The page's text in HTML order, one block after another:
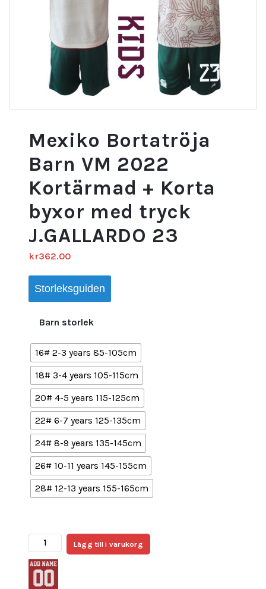
Mexiko Bortatröja
Barn VM 2022
Kortärmad + Korta
byxor med tryck
J.GALLARDO 23
kr362.00
Storleksguiden
Barn storlek
16# 2-3 years 85-105cm
18# 3-4 years 105-115cm
20# 4-5 years 115-125cm
22# 6-7 years 125-135cm
24# 8-9 years 135-145cm
26# 10-11 years 145-155cm
28# 12-13 years 155-165cm
Mexiko
Bortatröja
Barn
VM
Lägg till i varukorg